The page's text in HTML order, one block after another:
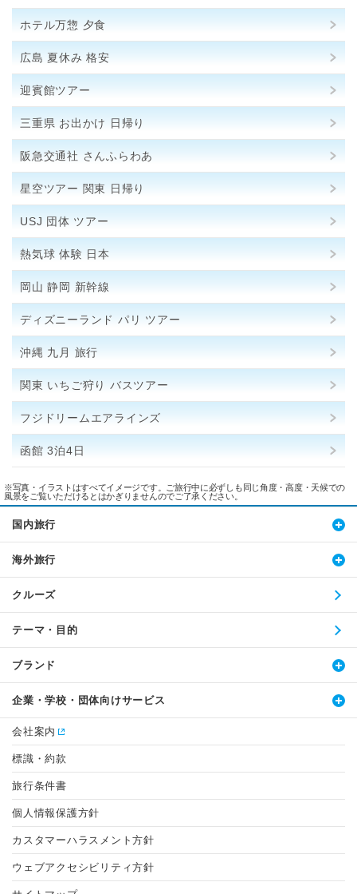
ホテル万惣 夕食
広島 夏休み 格安
迎賓館ツアー
三重県 お出かけ 日帰り
阪急交通社 さんふらわあ
星空ツアー 関東 日帰り
USJ 団体 ツアー
熱気球 体験 日本
岡山 静岡 新幹線
ディズニーランド パリ ツアー
沖縄 九月 旅行
関東 いちご狩り バスツアー
フジドリームエアラインズ
函館 3泊4日
※写真・イラストはすべてイメージです。ご旅行中に必ずしも同じ角度・高度・天候での
風景をご覧いただけるとはかぎりませんのでご了承ください。
国内旅行
海外旅行
クルーズ
テーマ・目的
ブランド
企業・学校・団体向けサービス
会社案内
標識・約款
旅行条件書
個人情報保護方針
カスタマーハラスメント方針
ウェブアクセシビリティ方針